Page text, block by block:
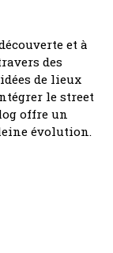
et à
des
de lieux
le street
offre un
évolution.